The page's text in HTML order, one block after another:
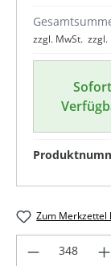
zzgl. MwSt. zzgl.
Sofort
Zum Merkzettel
Produkt